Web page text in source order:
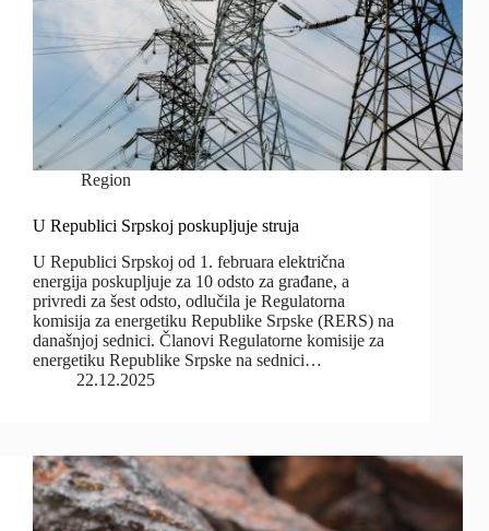
Region
U Republici Srpskoj poskupljuje struja
U Republici Srpskoj od 1. februara električna
energija poskupljuje za 10 odsto za građane, a
privredi za šest odsto, odlučila je Regulatorna
komisija za energetiku Republike Srpske (RERS) na
današnjoj sednici. Članovi Regulatorne komisije za
energetiku Republike Srpske na sednici…
22.12.2025